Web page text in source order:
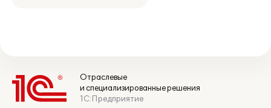
Отраслевые
и специализированные решения
1С:Предприятие